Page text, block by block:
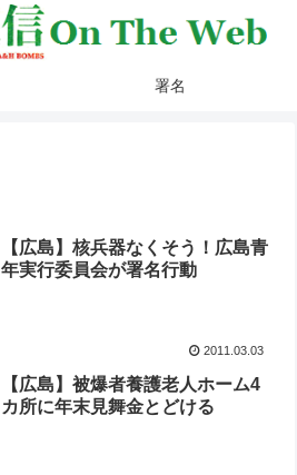
署名
【広島】核兵器なくそう！広島青
年実行委員会が署名行動
2011.03.03
【広島】被爆者養護老人ホーム4
カ所に年末見舞金とどける